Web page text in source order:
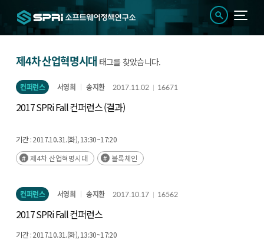
제4차 산업혁명시대 태그를 찾았습니다.
컨퍼런스 서영희 송지환 2017.11.02 16671
2017 SPRi Fall 컨퍼런스 (결과)
기간 :2017.10.31.(화), 13:30~17:20
장소 :한국 섬유센터 17F 대회의실
주최 :과학기술정보통신부
제4차 산업혁명시대 블록체인
컨퍼런스 서영희 송지환 2017.10.17 16562
2017 SPRi Fall 컨퍼런스
기간 :2017.10.31.(화), 13:30~17:20